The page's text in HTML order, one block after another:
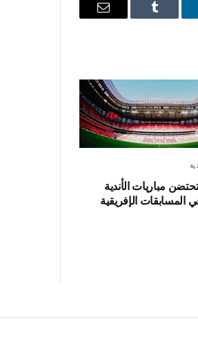
Tumblr
البريد
مباريات الأندية
المسابقات الإفريقية